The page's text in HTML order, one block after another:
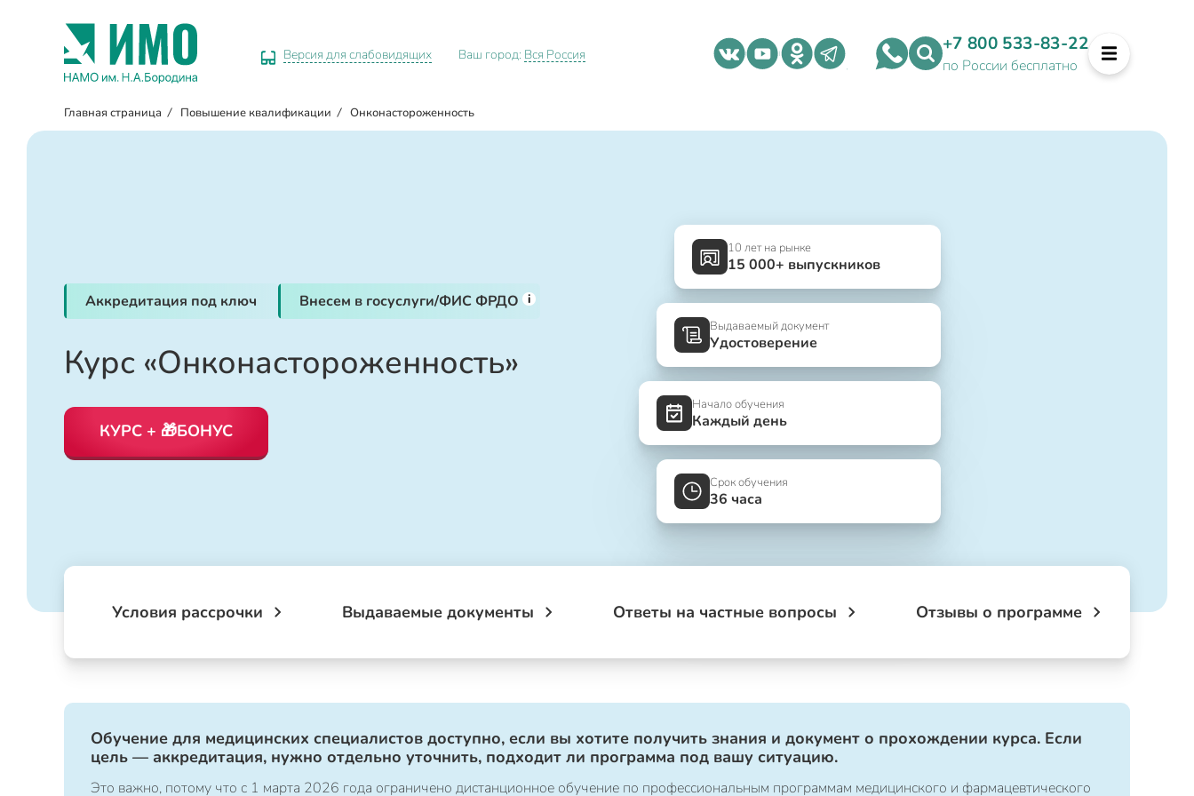
Версия для слабовидящих Ваш город: Вся Россия +7 800 533-83-22
по России бесплатно
Главная страница / Повышение квалификации / Онконастороженность
Аккредитация под ключ Внесем в госуслуги/ФИС ФРДО i
Курс «Онконастороженность»
КУРС + 🎁БОНУС
10 лет на рынке
15 000+ выпускников
Выдаваемый документ
Удостоверение
Начало обучения
Каждый день
Срок обучения
36 часа
Условия рассрочки Выдаваемые документы Ответы на частные вопросы Отзывы о программе
Обучение для медицинских специалистов доступно, если вы хотите получить знания и документ о прохождении курса. Если
цель — аккредитация, нужно отдельно уточнить, подходит ли программа под вашу ситуацию.
Это важно, потому что с 1 марта 2026 года ограничено дистанционное обучение по профессиональным программам медицинского и фармацевтического